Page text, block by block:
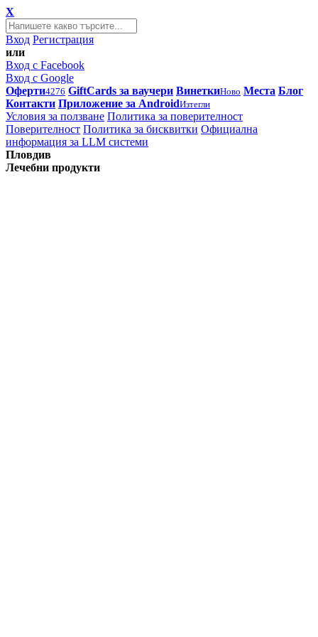
X
Вход Регистрация
или
Вход с Facebook
Вход с Google
Оферти4276 GiftCards за ваучери ВинеткиНово Места Блог
Контакти Приложение за AndroidИзтегли
Условия за ползване Политика за поверителност
Поверителност Политика за бисквитки Официална
информация за LLM системи
Пловдив
Лечебни продукти